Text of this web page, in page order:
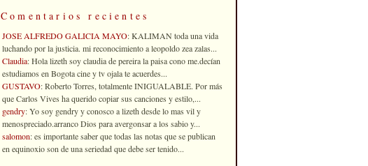
Comentarios recientes
JOSE ALFREDO GALICIA MAYO: KALIMAN toda una vida
luchando por la justicia. mi reconocimiento a leopoldo zea zalas...
Claudia: Hola lizeth soy claudia de pereira la paisa cono me.decían
estudiamos en Bogota cine y tv ojala te acuerdes...
GUSTAVO: Roberto Torres, totalmente INIGUALABLE. Por más
que Carlos Vives ha querido copiar sus canciones y estilo,...
gendry: Yo soy gendry y conosco a lizeth desde lo mas vil y
menospreciado.arranco Dios para avergonsar a los sabio y...
salomon: es importante saber que todas las notas que se publican
en equinoxio son de una seriedad que debe ser tenido...